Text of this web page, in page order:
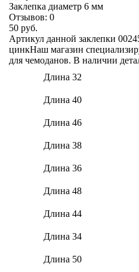
Заклепка диаметр 6 мм
Отзывов: 0
50 руб.
Артикул данной заклепки
цинкНаш магазин
для чемоданов. В наличии
Длина 32
Длина 40
Длина 46
Длина 38
Длина 36
Длина 48
Длина 44
Длина 34
Длина 50